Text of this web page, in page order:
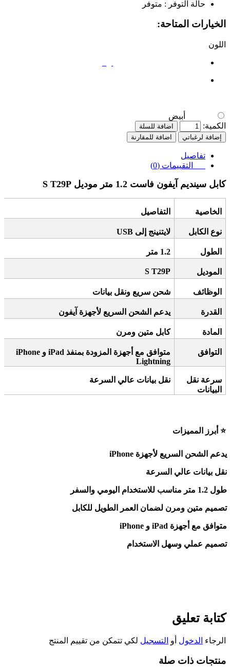
حالة التوفر : متوفر
الخيارات المتاحة:
اللون
أبيض
الكمية:
اضافة للسلة
إضافة لرغباتي
اضافة للمقارنة
تفاصيل
التقييمات (0)
كابل سينديم آيفون فاست 1.2 متر موديل
الخاصية التفاصيل
نوع الكابل لايتنينج إلى USB
الطول 1.2 متر
الموديل S T29P
الوظائف شحن سريع ونقل بيانات
القدرة يدعم الشحن السريع لأجهزة آيفون
المادة كابل متين ومرن
التوافق متوافق مع أجهزة وiPad المزودة بمنفذ
Lightning
سرعة نقل
البيانات
نقل بيانات عالي السرعة
⭐ أبرز المميزات
يدعم الشحن السريع لأجهزة
نقل بيانات عالي السرعة
طول 1.2 متر مناسب للاستخدام اليومي والسفر
تصميم متين ومرن لضمان العمر الطويل للكابل
متوافق مع أجهزة و iPad
تصميم عملي وسهل الاستخدام
كتابة تعليق
الرجاء الدخول أو التسجيل لكي تتمكن من تقييم المنتج
منتجات ذات صلة